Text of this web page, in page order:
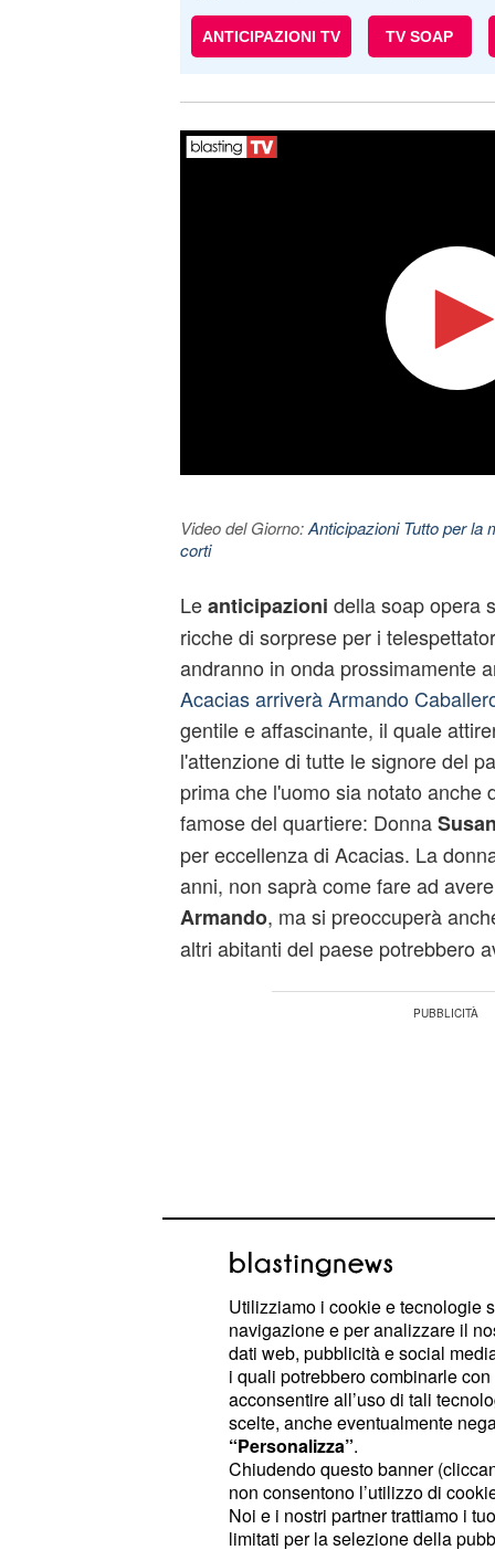
ANTICIPAZIONI TV TV SOAP
Video del Giorno:Anticipazioni Tutto per la
corti
Leanticipazioni della soap opera
ricche di sorprese per i
andranno in onda prossimamente
Acacias arriverà Armando
gentile e affascinante, il quale
l'attenzione di tutte le signore del
prima che l'uomo sia notato anche
famose del quartiere: Donna
per eccellenza di Acacias. La
anni, non saprà come fare ad
Armando, ma si preoccuperà
altri abitanti del paese potrebbero
Anticipazioni Una
attratto da Susana e
Nelle puntate spagnole diUna vita
prossimamente anche in Italia,
del nuovo arrivato, Armando
Utilizziamo i cookie e tecnologie
navigazione e per analizzare il
dati web, pubblicità e social
i quali potrebbero combinarle
acconsentire all’uso di tali
scelte, anche eventualmente
“Personalizza”.
Chiudendo questo banner
non consentono l’utilizzo di
Noi e i nostri partner trattiamo i
limitati per la selezione della